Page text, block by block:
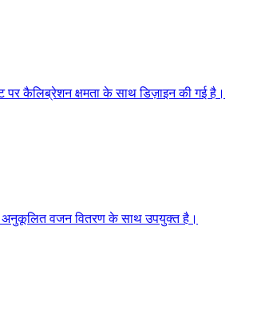
कैलिब्रेशन क्षमता के साथ डिज़ाइन की गई है।
अनुकूलित वजन वितरण के साथ उपयुक्त है।